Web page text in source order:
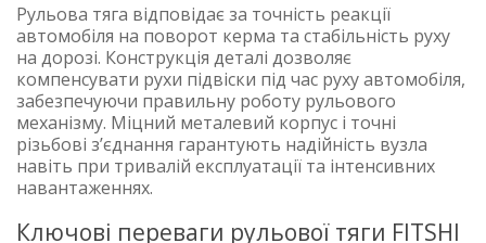
Рульова тяга відповідає за точність реакції
автомобіля на поворот керма та стабільність руху
на дорозі. Конструкція деталі дозволяє
компенсувати рухи підвіски під час руху автомобіля,
забезпечуючи правильну роботу рульового
механізму. Міцний металевий корпус і точні
різьбові з’єднання гарантують надійність вузла
навіть при тривалій експлуатації та інтенсивних
навантаженнях.
Ключові переваги рульової тяги FITSHI